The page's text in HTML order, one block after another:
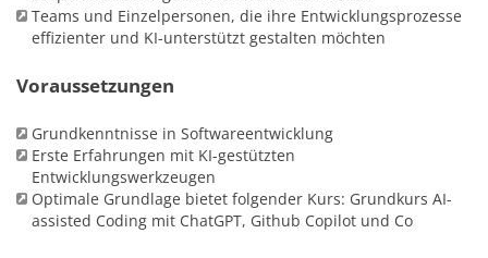
Teams und Einzelpersonen, die ihre Entwicklungsprozesse
effizienter und KI-unterstützt gestalten möchten
Voraussetzungen
Grundkenntnisse in Softwareentwicklung
Erste Erfahrungen mit KI-gestützten
Entwicklungswerkzeugen
Optimale Grundlage bietet folgender Kurs: Grundkurs AI-
assisted Coding mit ChatGPT, Github Copilot und Co